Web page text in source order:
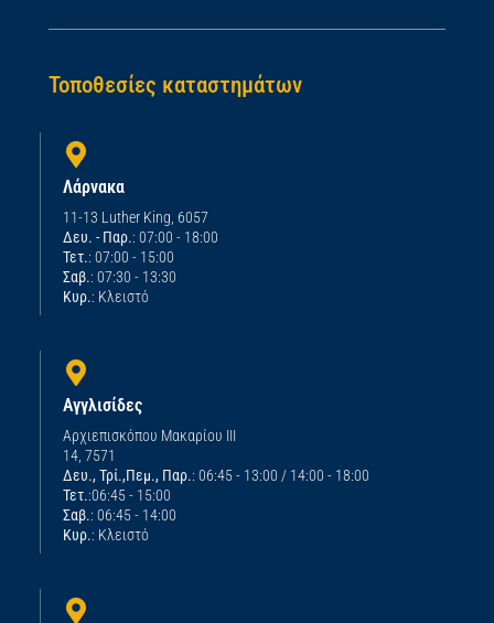
Τοποθεσίες καταστημάτων
Λάρνακα
11-13 Luther King, 6057
Δευ. - Παρ.: 07:00 - 18:00
Τετ.: 07:00 - 15:00
Σαβ.: 07:30 - 13:30
Κυρ.: Κλειστό
Αγγλισίδες
Αρχιεπισκόπου Μακαρίου ΙΙΙ
14, 7571
Δευ., Τρί.,Πεμ., Παρ.: 06:45 - 13:00 / 14:00 - 18:00
Τετ.:06:45 - 15:00
Σαβ.: 06:45 - 14:00
Κυρ.: Κλειστό